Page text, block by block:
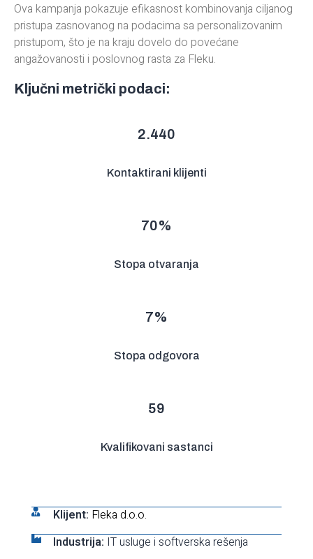
Ova kampanja pokazuje efikasnost kombinovanja ciljanog
pristupa zasnovanog na podacima sa personalizovanim
pristupom, što je na kraju dovelo do povećane
angažovanosti i poslovnog rasta za Fleku.
Ključni metrički podaci:
Kontaktirani klijenti
2.440
Stopa otvaranja
70%
Stopa odgovora
7%
Kvalifikovani sastanci
59
Klijent: Fleka d.o.o.
Industrija: IT usluge i softverska rešenja